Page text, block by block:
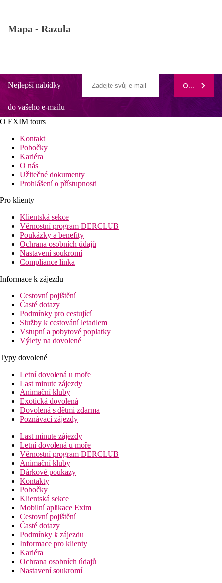
Mapa - Razula
Nejlepší nabídky
do vašeho e-mailu
ODEBÍRAT
O EXIM tours
Kontakt
Pobočky
Kariéra
O nás
Užitečné dokumenty
Prohlášení o přístupnosti
Pro klienty
Klientská sekce
Věrnostní program DERCLUB
Poukázky a benefity
Ochrana osobních údajů
Nastavení soukromí
Compliance linka
Informace k zájezdu
Cestovní pojištění
Časté dotazy
Podmínky pro cestující
Služby k cestování letadlem
Vstupní a pobytové poplatky
Výlety na dovolené
Typy dovolené
Letní dovolená u moře
Last minute zájezdy
Animační kluby
Exotická dovolená
Dovolená s dětmi zdarma
Poznávací zájezdy
Last minute zájezdy
Letní dovolená u moře
Věrnostní program DERCLUB
Animační kluby
Dárkové poukazy
Kontakty
Pobočky
Klientská sekce
Mobilní aplikace Exim
Cestovní pojištění
Časté dotazy
Podmínky k zájezdu
Informace pro klienty
Kariéra
Ochrana osobních údajů
Nastavení soukromí